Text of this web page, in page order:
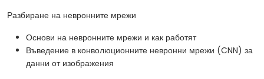
Разбиране на невронните мрежи
Основи на невронните мрежи и как работят
Въведение в конволюционните невронни мрежи (CNN) за
данни от изображения